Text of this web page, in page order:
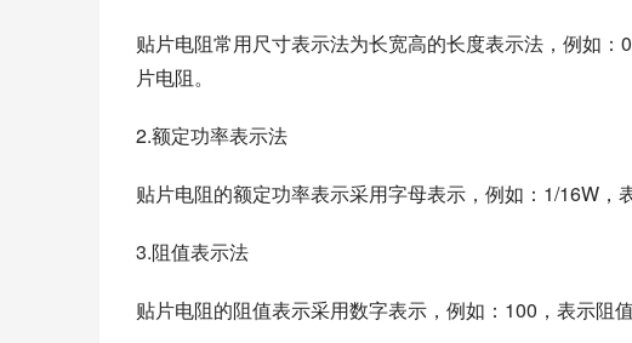
贴片电阻常用尺寸表示法为长宽高的长度表示法，例如
片电阻。
2.额定功率表示法
贴片电阻的额定功率表示采用字母表示，例如：1/16W，
3.阻值表示法
贴片电阻的阻值表示采用数字表示，例如：100，表示阻